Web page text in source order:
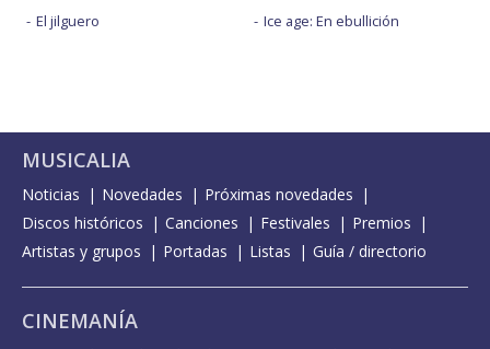
El jilguero
Ice age: En ebullición
MUSICALIA
Noticias Novedades
Próximas novedades
Discos históricos
Canciones Festivales
Premios
Artistas y grupos
Portadas Listas Guía / directorio
CINEMANÍA